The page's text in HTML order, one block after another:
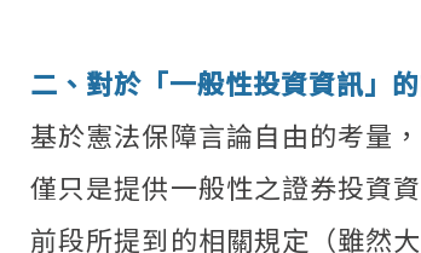
二、對於「一般性投資資訊」
基於憲法保障言論自由的考量
僅只是提供一般性之證券投資
前段所提到的相關規定（雖然